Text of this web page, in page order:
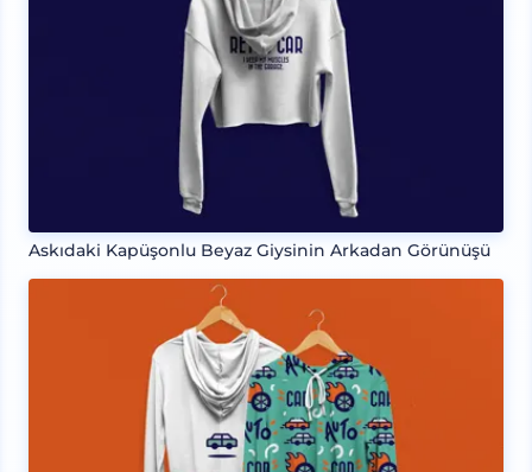
Askıdaki Kapüşonlu Beyaz Giysinin Arkadan Görünüşü